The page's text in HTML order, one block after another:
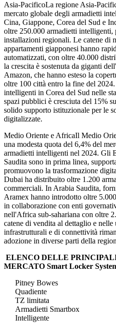
Asia-PacificoLa regione Asia-
mercato globale degli armadietti
Cina, Giappone, Corea del Sud e
oltre 250.000 armadietti intelligenti,
installazioni regionali. Le catene di
appartamenti giapponesi hanno
automatizzati, con oltre 40.000
la crescita è sostenuta da giganti
Amazon, che hanno esteso la
oltre 100 città entro la fine del
intelligenti in Corea del Sud nelle
spazi pubblici è cresciuta del 15%
solido supporto istituzionale per le
digitalizzate.
Medio Oriente e AfricaIl Medio
una modesta quota del 6,4% del
armadietti intelligenti nel 2024. Gli
Saudita sono in prima linea,
promuovono la trasformazione
Dubai ha distribuito oltre 1.200
commerciali. In Arabia Saudita,
Aramex hanno introdotto oltre
in collaborazione con enti
nell'Africa sub-sahariana con oltre
catene di vendita al dettaglio e
infrastrutturali e di connettività
adozione in diverse parti della
ELENCO DELLE
MERCATO Smart Locker
Pitney Bowes
Quadiente
TZ limitata
Armadietti Smartbox
Intelligente